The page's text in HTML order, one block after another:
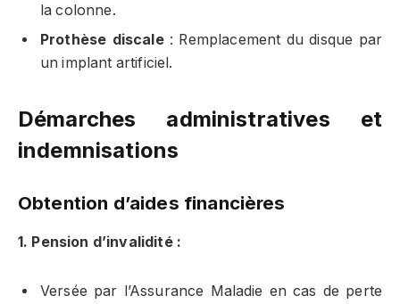
la colonne.
Prothèse discale: Remplacement du disque par
un implant artificiel.
Démarches administratives et
indemnisations
Obtention d’aides financières
1. Pension d’invalidité :
Versée par l’Assurance Maladie en cas de perte